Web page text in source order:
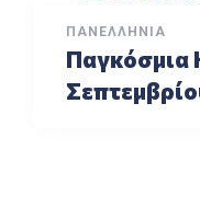
ΠΑΝΕΛΛΉΝΙΑ
Παγκόσμια